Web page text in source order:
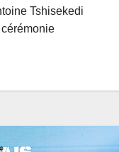
Tshisekedi